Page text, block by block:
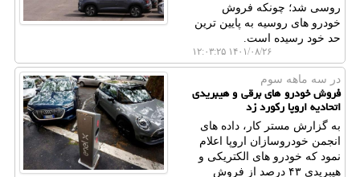
روسی شد؛ چونکه فروش
خودرو های روسیه به پایین ترین
حد خود رسیده است.
۱۴۰۱/۰۸/۲۶ ۱۲:۰۳:۲۵
در سه ماهه سوم
فروش خودرو های برقی و هیبریدی
اتحادیه اروپا رکورد زد
به گزارش مستر کار، داده های
انجمن خودروسازان اروپا اعلام
نمود که خودرو های الکتریکی و
هیبریدی ۴۳ درصد از فروش